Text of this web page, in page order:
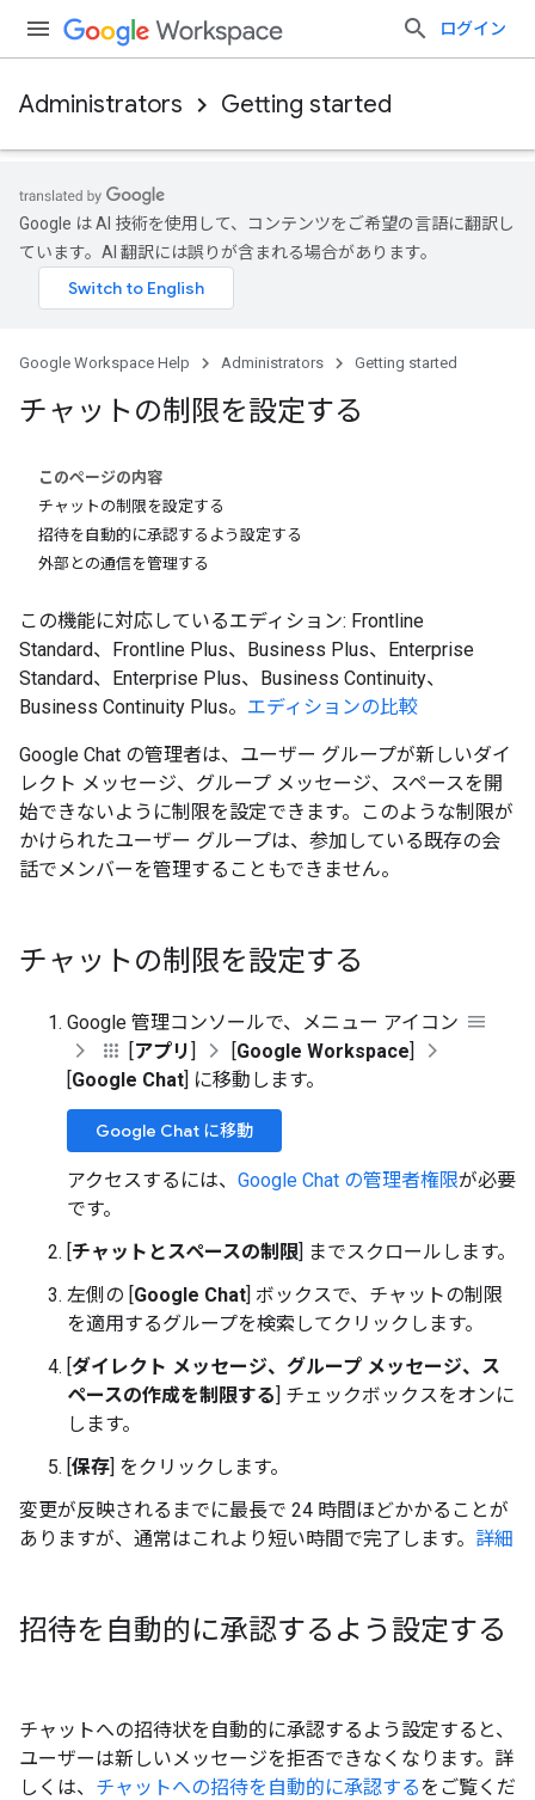
ログイン
Administrators Getting started
Google は AI 技術を使用して、コンテンツをご希望の言語に翻訳し
ています。AI 翻訳には誤りが含まれる場合があります。
Google Workspace Help Administrators Getting started
チャットの制限を設定する
このページの内容
チャットの制限を設定する
招待を自動的に承認するよう設定する
外部との通信を管理する
この機能に対応しているエディション: Frontline
Standard、Frontline Plus、Business Plus、Enterprise
Standard、Enterprise Plus、Business Continuity、
Business Continuity Plus。 エディションの比較
Google Chat の管理者は、ユーザー グループが新しいダイ
レクト メッセージ、グループ メッセージ、スペースを開
始できないように制限を設定できます。このような制限が
かけられたユーザー グループは、参加している既存の会
話でメンバーを管理することもできません。
チャットの制限を設定する
Google 管理コンソールで、メニュー アイコン
[アプリ] [Google Workspace]
[Google Chat] に移動します。
Google Chat に移動
アクセスするには、 Google Chat の管理者権限が必要
です。
[チャットとスペースの制限] までスクロールします。
左側の [Google Chat] ボックスで、チャットの制限
を適用するグループを検索してクリックします。
[ダイレクト メッセージ、グループ メッセージ、ス
ペースの作成を制限する] チェックボックスをオンに
します。
[保存] をクリックします。
変更が反映されるまでに最長で 24 時間ほどかかることが
ありますが、通常はこれより短い時間で完了します。 詳細
招待を自動的に承認するよう設定する
チャットへの招待状を自動的に承認するよう設定すると、
ユーザーは新しいメッセージを拒否できなくなります。詳
しくは、 チャットへの招待を自動的に承認するをご覧くだ